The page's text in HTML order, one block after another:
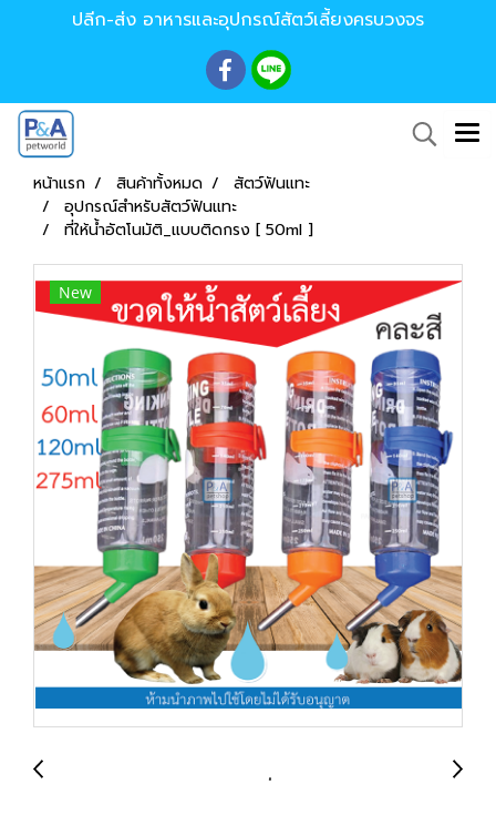
ปลีก-ส่ง อาหารและอุปกรณ์สัตว์เลี้ยงครบวงจร
หน้าแรก สินค้าทั้งหมด
สัตว์ฟันแทะ
อุปกรณ์สำหรับสัตว์ฟันแทะ
ที่ให้น้ำอัตโนมัติ_แบบติดกรง [ 50ml ]
New